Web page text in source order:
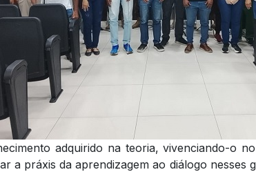
adquirido na teoria, vivenciando-o
a práxis da aprendizagem ao diálogo